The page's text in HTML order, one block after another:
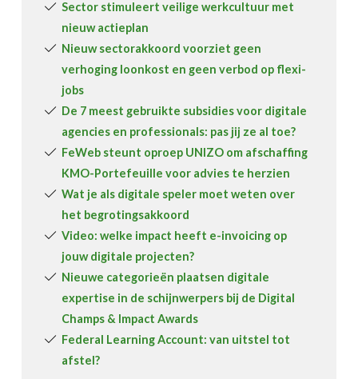
Sector stimuleert veilige werkcultuur met
nieuw actieplan
Nieuw sectorakkoord voorziet geen
verhoging loonkost en geen verbod op flexi-
jobs
De 7 meest gebruikte subsidies voor digitale
agencies en professionals: pas jij ze al toe?
FeWeb steunt oproep UNIZO om afschaffing
KMO-Portefeuille voor advies te herzien
Wat je als digitale speler moet weten over
het begrotingsakkoord
Video: welke impact heeft e-invoicing op
jouw digitale projecten?
Nieuwe categorieën plaatsen digitale
expertise in de schijnwerpers bij de Digital
Champs & Impact Awards
Federal Learning Account: van uitstel tot
afstel?